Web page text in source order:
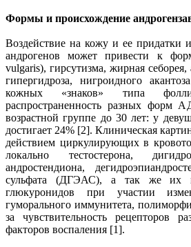
Формы и происхождение
Воздействие на кожу и ее придатки
андрогенов может привести к
vulgaris), гирсутизма, жирная
гипергидроза, нигроидного
кожных «знаков» типа
распространенность разных форм
возрастной группе до 30 лет: у
достигает 24% [2]. Клиническая
действием циркулирующих в
локально тестостерона,
андростендиона,
сульфата (ДГЭАС), а так же их
глюкуронидов при участии
гуморального иммунитета,
за чувствительность рецепторов
факторов воспаления [1].